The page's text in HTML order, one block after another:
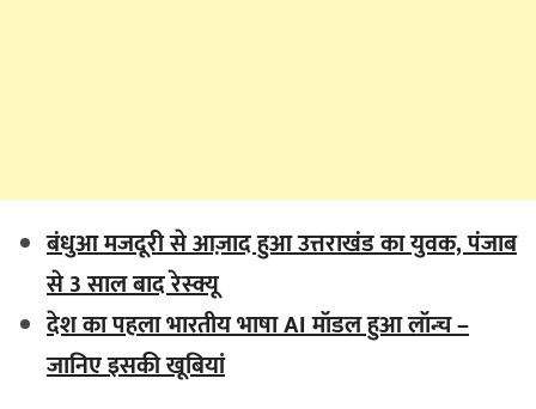
बंधुआ मजदूरी से आज़ाद हुआ उत्तराखंड का युवक, पंजाब
से 3 साल बाद रेस्क्यू
देश का पहला भारतीय भाषा AI मॉडल हुआ लॉन्च –
जानिए इसकी खूबियां